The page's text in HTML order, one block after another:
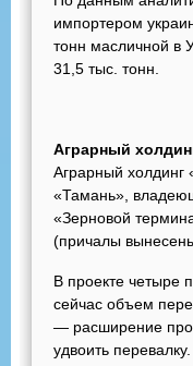
импортером
тонн масличной в
31,5 тыс. тонн.
Аграрный
Аграрный
«Тамань»,
«Зерновой
(причалы
В проекте четыре
сейчас объем
— расширение
удвоить